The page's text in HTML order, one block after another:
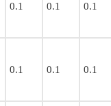
0.1 0.1 0.1
0.1 0.1 0.1